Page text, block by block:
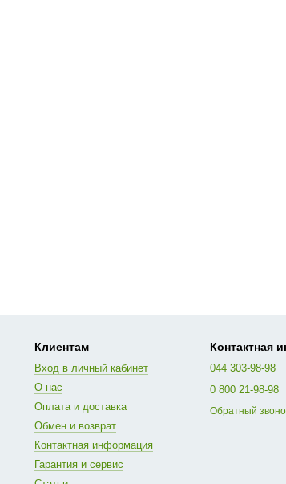
Клиентам
Вход в личный кабинет
О нас
Оплата и доставка
Обмен и возврат
Контактная информация
Гарантия и сервис
Контактная
044 303-98-98
0 800 21-98-98
Обратный